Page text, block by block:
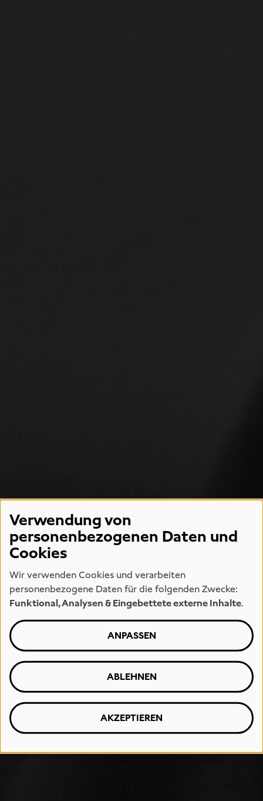
Verwendung von
personenbezogenen Daten und
Cookies
Wir verwenden Cookies und verarbeiten
personenbezogene Daten für die folgenden Zwecke:
Funktional, Analysen & Eingebettete externe Inhalte.
ANPASSEN
ABLEHNEN
AKZEPTIEREN